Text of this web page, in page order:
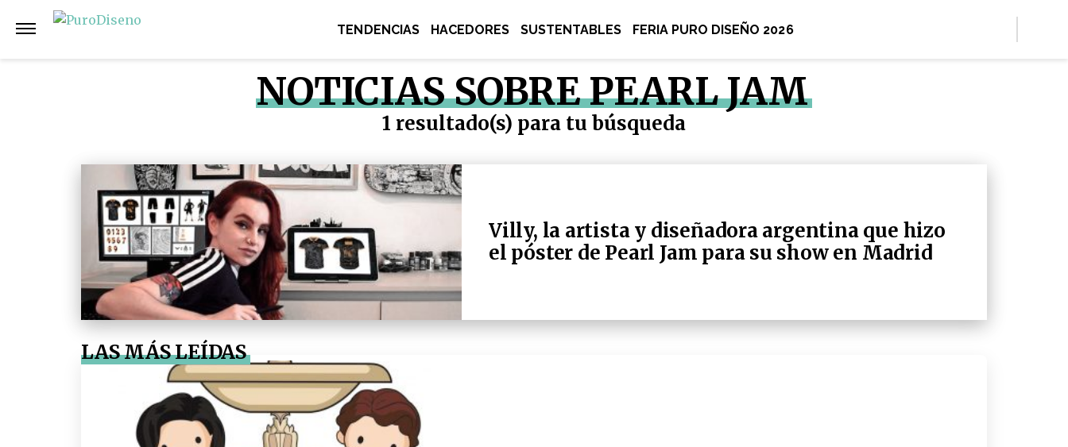
TENDENCIAS HACEDORES SUSTENTABLES FERIA PURO DISEÑO 2026
NOTICIAS SOBRE PEARL JAM
1 resultado(s) para tu búsqueda
Villy, la artista y diseñadora argentina que hizo
el póster de Pearl Jam para su show en Madrid
LAS MÁS LEÍDAS